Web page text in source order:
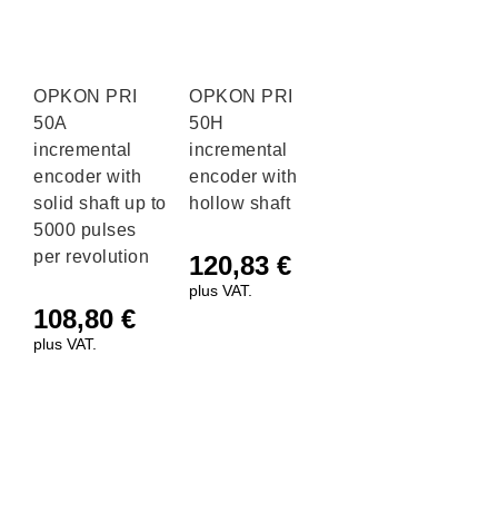
OPKON PRI
50A
incremental
encoder with
solid shaft up to
5000 pulses
per revolution
108,80 €
plus VAT.
OPKON PRI
50H
incremental
encoder with
hollow shaft
120,83 €
plus VAT.